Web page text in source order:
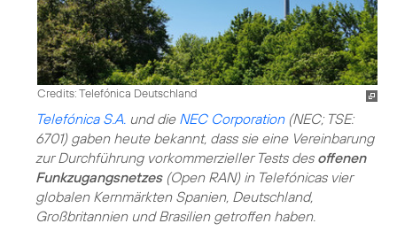
Credits: Telefónica Deutschland
Telefónica S.A. und die NEC Corporation(NEC; TSE:
6701) gaben heute bekannt, dass sie eine Vereinbarung
zur Durchführung vorkommerzieller Tests des offenen
Funkzugangsnetzes(Open RAN) in Telefónicas vier
globalen Kernmärkten Spanien, Deutschland,
Großbritannien und Brasilien getroffen haben.